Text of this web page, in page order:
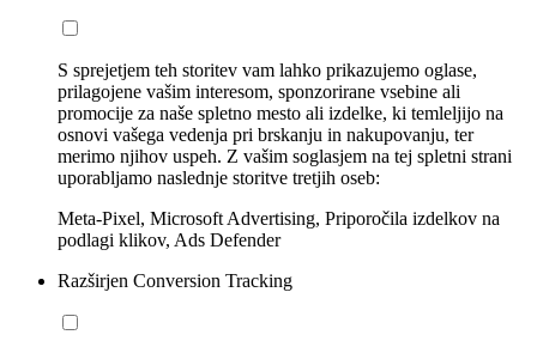
S sprejetjem teh storitev vam lahko prikazujemo oglase,
prilagojene vašim interesom, sponzorirane vsebine ali
promocije za naše spletno mesto ali izdelke, ki temleljijo na
osnovi vašega vedenja pri brskanju in nakupovanju, ter
merimo njihov uspeh. Z vašim soglasjem na tej spletni strani
uporabljamo naslednje storitve tretjih oseb:
Meta-Pixel, Microsoft Advertising, Priporočila izdelkov na
podlagi klikov, Ads Defender
Razširjen Conversion Tracking